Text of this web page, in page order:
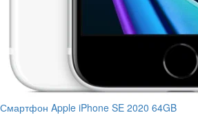
Смартфон Apple iPhone SE 2020 64GB